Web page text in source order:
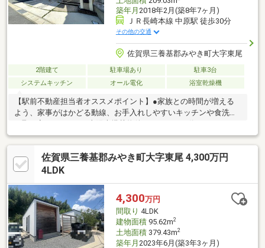
築年月 2018年2月(築8年7ヶ月)
ＪＲ長崎本線 中原駅 徒歩30分
その他の交通
佐賀県三養基郡みやき町大字東尾
2階建て 駐車場あり
駐車3台
システムキッチン
オール電化 浴室乾燥機
【駅前不動産担当者オススメポイント】●家族との時間が増える
よう、家事がはかどる動線、お手入れしやすいキッチンや食洗器
ず、電気代も太陽光で賄えます！●キッチンには収納に役立つパ
ントリーを設置。常温保存の食材や調味料を保存できます。【ご
案内について】駅前不動産売買鳥栖店は鳥栖市役所そばに店舗が
ございます。電車などでお越しの際には、駅までお向かいに伺い
ください。キッズスペースもございますのでお子様とご一緒に安
心してご来店ください。心よりお待ちしております。
佐賀県三養基郡みやき町大字東尾 4,300万円
4LDK
4,300万円
間取り 4LDK
建物面積95.62m2
土地面積379.43m2
築年月 2023年6月(築3年3ヶ月)